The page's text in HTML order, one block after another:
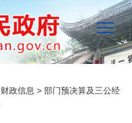
财政信息 > 部门预决算及三公经